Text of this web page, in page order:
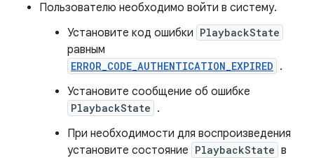
Пользователю необходимо войти в систему.
Установите код ошибки PlaybackState
равным
ERROR_CODE_AUTHENTICATION_EXPIRED .
Установите сообщение об ошибке
PlaybackState .
При необходимости для воспроизведения
установите состояние PlaybackState в